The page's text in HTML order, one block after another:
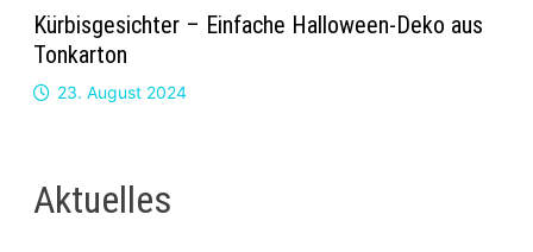
Kürbisgesichter – Einfache Halloween-Deko aus
Tonkarton
23. August 2024
Aktuelles